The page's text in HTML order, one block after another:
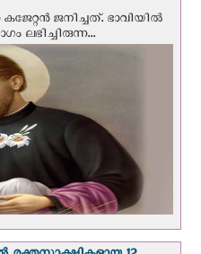
ജനിച്ചത്. ഭാവിയില്‍
ലഭിച്ചിരുന്ന...